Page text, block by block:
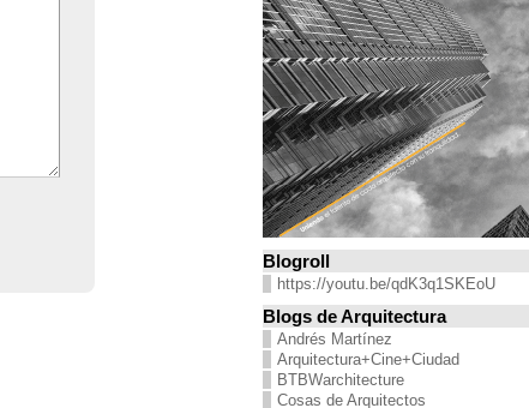
Blogroll
https://youtu.be/qdK3q1SKEoU
Blogs de Arquitectura
Andrés Martínez
Arquitectura+Cine+Ciudad
BTBWarchitecture
Cosas de Arquitectos